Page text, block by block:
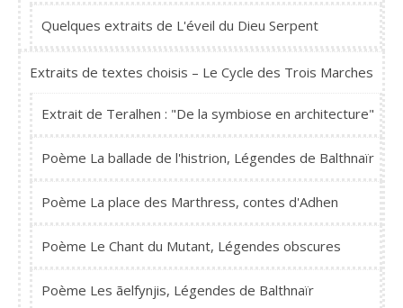
Quelques extraits de L'éveil du Dieu Serpent
Extraits de textes choisis – Le Cycle des Trois Marches
Extrait de Teralhen : "De la symbiose en architecture"
Poème La ballade de l'histrion, Légendes de Balthnaïr
Poème La place des Marthress, contes d'Adhen
Poème Le Chant du Mutant, Légendes obscures
Poème Les ãelfynjis, Légendes de Balthnaïr